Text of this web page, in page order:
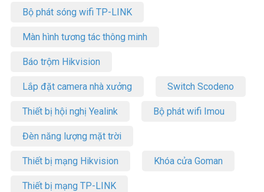
Bộ phát sóng wifi TP-LINK
Màn hình tương tác thông minh
Báo trộm Hikvision
Lắp đặt camera nhà xưởng Switch Scodeno
Thiết bị hội nghị Yealink Bộ phát wifi Imou
Đèn năng lượng mặt trời
Thiết bị mạng Hikvision Khóa cửa Goman
Thiết bị mạng TP-LINK